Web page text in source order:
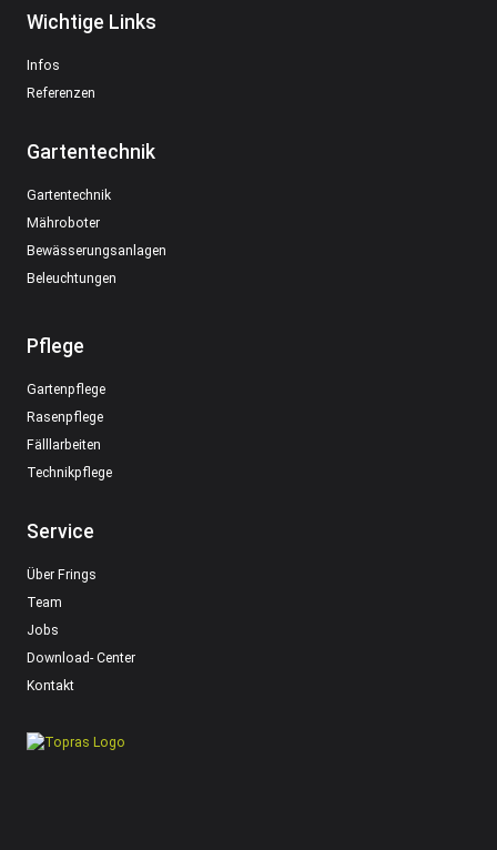
Wichtige Links
Infos
Referenzen
Gartentechnik
Gartentechnik
Mähroboter
Bewässerungsanlagen
Beleuchtungen
Pflege
Gartenpflege
Rasenpflege
Fälllarbeiten
Technikpflege
Service
Über Frings
Team
Jobs
Download- Center
Kontakt